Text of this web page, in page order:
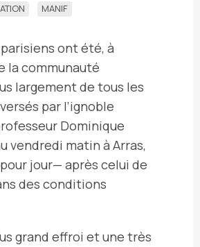
MANIF
ont été, à
la communauté
largement de tous les
par l’ignoble
Dominique
vendredi matin à Arras,
jour— après celui de
des conditions
grand effroi et une très